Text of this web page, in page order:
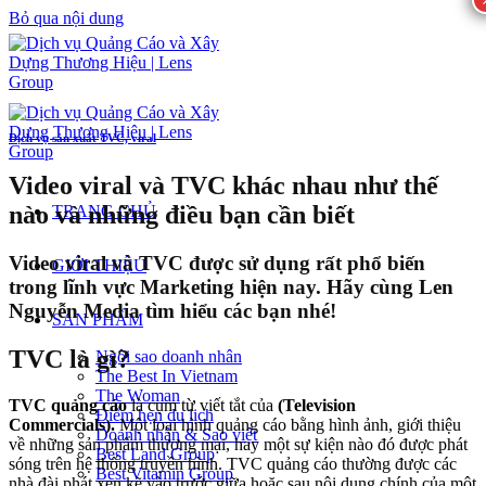
Bỏ qua nội dung
TRANG CHỦ
GIỚI THIỆU
SẢN PHẨM
Ngôi sao doanh nhân
The Best In Vietnam
The Woman
Điểm hẹn du lịch
Doanh nhân & Sao việt
Best Land Group
Best Vitamin Group
Dịch vụ sản xuất TVC, viral
Video viral và TVC khác nhau như thế
nào và những điều bạn cần biết
Video viral và TVC được sử dụng rất phổ biến
trong lĩnh vực Marketing hiện nay. Hãy cùng Len
Nguyễn Media tìm hiểu các bạn nhé!
TVC là gì?
TVC quảng cáolà cụm từ viết tắt của (Television
Commercials).Một loại hình quảng cáo bằng hình ảnh, giới thiệu
về những sản phẩm thương mại, hay một sự kiện nào đó được phát
sóng trên hệ thống truyền hình. TVC quảng cáo thường được các